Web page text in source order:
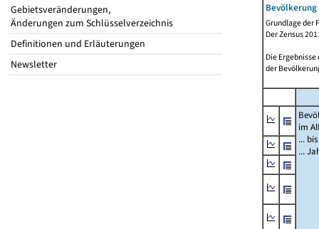
Gebietsveränderungen,
Änderungen zum Schlüsselverzeichnis
Definitionen und Erläuterungen
Newsletter
Grundlage der
Der Zensus
Die
der
im
...
...